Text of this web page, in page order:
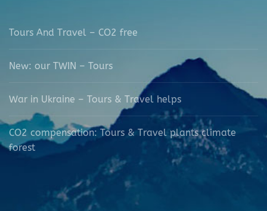
Tours And Travel – CO2 free
New: our TWIN – Tours
War in Ukraine – Tours & Travel helps
CO2 compensation: Tours & Travel plants climate
forest